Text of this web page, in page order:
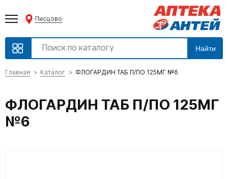
Писцово
Найти
Главная Каталог ФЛОГАРДИН ТАБ П/ПО 125МГ №6
ФЛОГАРДИН ТАБ П/ПО 125МГ
№6